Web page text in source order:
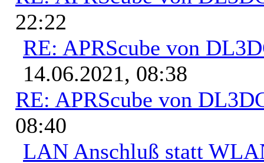
22:22
RE: APRScube von
14.06.2021, 08:38
RE: APRScube von
08:40
LAN Anschluß statt